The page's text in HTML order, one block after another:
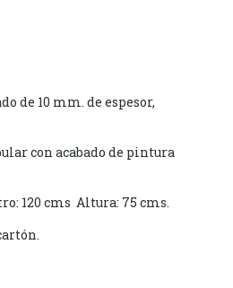
de 10 mm. de espesor,
con acabado de pintura
120 cms Altura: 75 cms.